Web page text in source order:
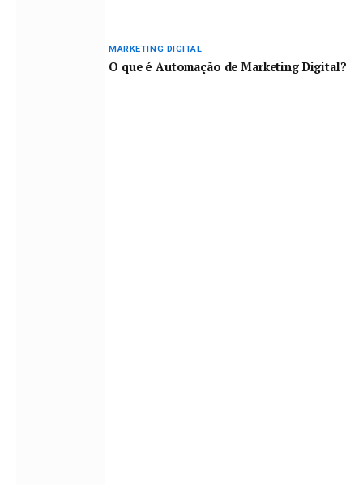
MARKETING DIGITAL
O que é Automação de Marketing Digital?